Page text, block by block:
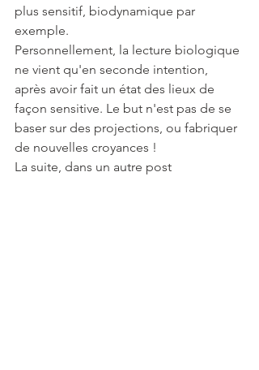
plus sensitif, biodynamique par
exemple.
Personnellement, la lecture biologique
ne vient qu'en seconde intention,
après avoir fait un état des lieux de
façon sensitive. Le but n'est pas de se
baser sur des projections, ou fabriquer
de nouvelles croyances !
La suite, dans un autre post